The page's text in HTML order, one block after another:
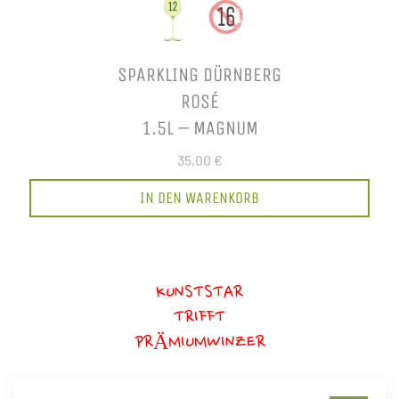
SPARKLING DÜRNBERG
ROSÉ
1.5L – MAGNUM
35,00 €
IN DEN WARENKORB
KUNSTSTAR
TRIFFT
PRÄMIUMWINZER